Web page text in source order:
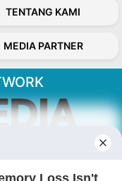
TENTANG KAMI
MEDIA PARTNER